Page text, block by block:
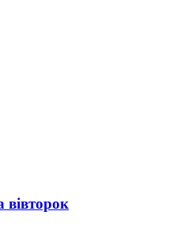
вівторок